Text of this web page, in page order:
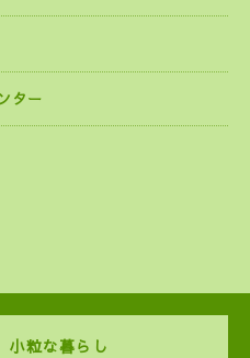
ター
粒な暮らし